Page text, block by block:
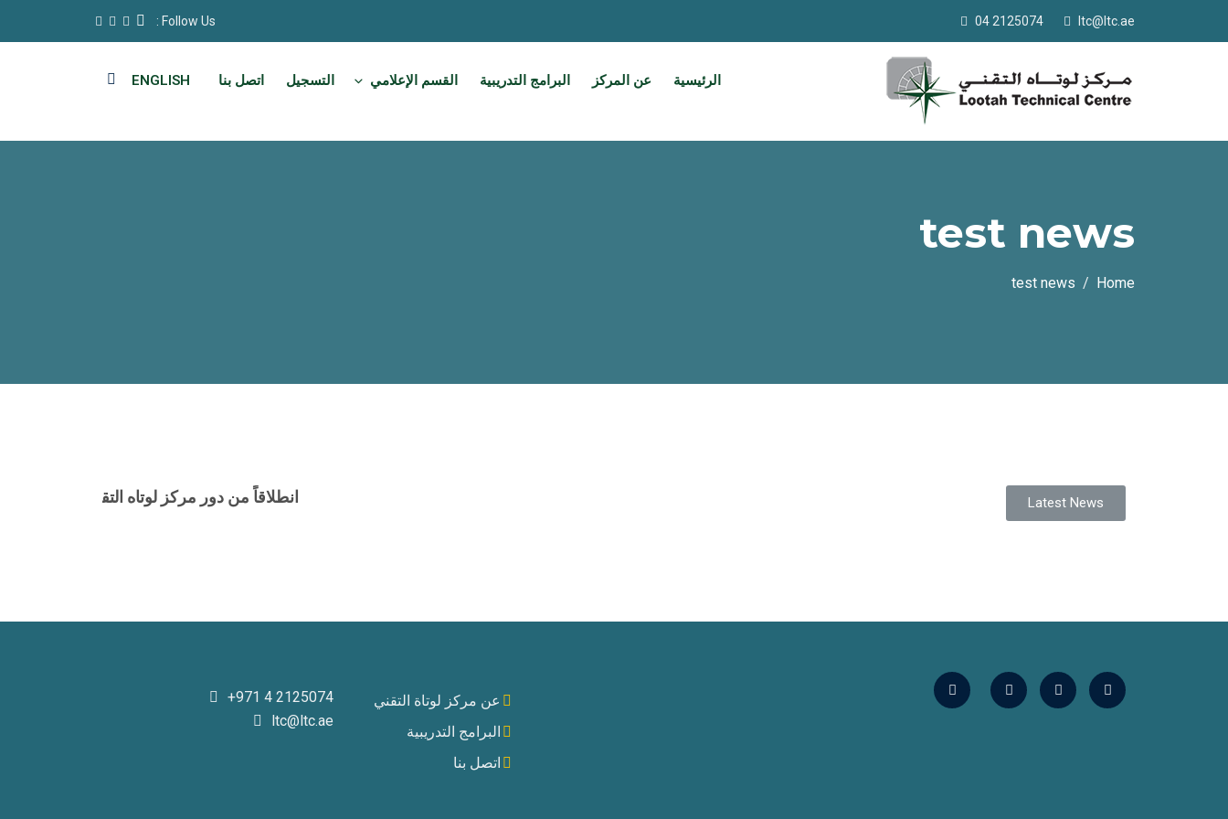
ltc@ltc.ae
04 2125074
Follow Us :
الرئيسية عن المركز البرامج التدريبية القسم الإعلامي التسجيل اتصل بنا ENGLISH
test news
Home
test news
Latest News انطلاقاً من دور مركز لوتاه التقني وما يقدمه من برامج
عن مركز لوتاة التقني
البرامج التدريبية
اتصل بنا
+971 4 2125074
ltc@ltc.ae